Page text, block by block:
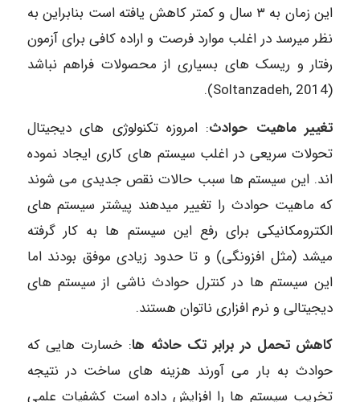
این زمان به ۳ سال و کمتر کاهش یافته است بنابراین به
نظر میرسد در اغلب موارد فرصت و اراده کافی برای آزمون
رفتار و ریسک های بسیاری از محصولات فراهم نباشد
(2014 ,Soltanzadeh).
تغییر ماهیت حوادث: امروزه تکنولوژی های دیجیتال
تحولات سریعی در اغلب سیستم های کاری ایجاد نموده
اند. این سیستم ها سبب حالات نقص جدیدی می شوند
که ماهیت حوادث را تغییر میدهند پیشتر سیستم های
الکترومکانیکی برای رفع این سیستم ها به کار گرفته
میشد (مثل افزونگی) و تا حدود زیادی موفق بودند اما
این سیستم ها در کنترل حوادث ناشی از سیستم های
دیجیتالی و نرم افزاری ناتوان هستند.
کاهش تحمل در برابر تک حادثه ها: خسارت هایی که
حوادث به بار می آورند هزینه های ساخت در نتیجه
تخریب سیستم ها را افزایش داده است کشفیات علمی